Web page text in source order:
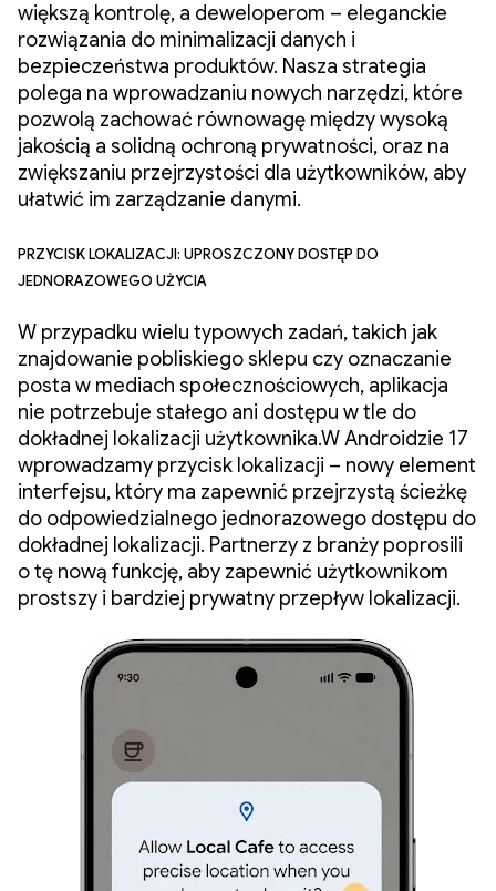
większą kontrolę, a deweloperom – eleganckie
rozwiązania do minimalizacji danych i
bezpieczeństwa produktów. Nasza strategia
polega na wprowadzaniu nowych narzędzi, które
pozwolą zachować równowagę między wysoką
jakością a solidną ochroną prywatności, oraz na
zwiększaniu przejrzystości dla użytkowników, aby
ułatwić im zarządzanie danymi.
Przycisk lokalizacji: uproszczony dostęp do
jednorazowego użycia
W przypadku wielu typowych zadań, takich jak
znajdowanie pobliskiego sklepu czy oznaczanie
posta w mediach społecznościowych, aplikacja
nie potrzebuje stałego ani dostępu w tle do
dokładnej lokalizacji użytkownika.W Androidzie 17
wprowadzamy przycisk lokalizacji – nowy element
interfejsu, który ma zapewnić przejrzystą ścieżkę
do odpowiedzialnego jednorazowego dostępu do
dokładnej lokalizacji. Partnerzy z branży poprosili
o tę nową funkcję, aby zapewnić użytkownikom
prostszy i bardziej prywatny przepływ lokalizacji.